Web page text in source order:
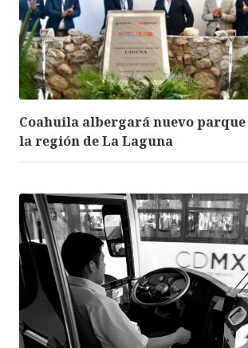
Coahuila albergará nuevo
la región de La Laguna